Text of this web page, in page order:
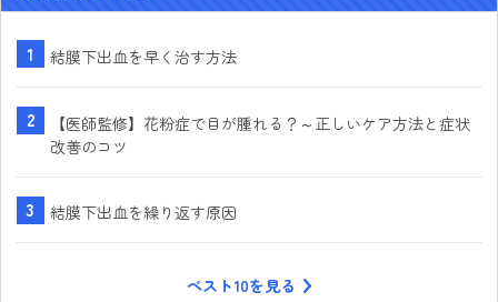
結膜下出血を早く治す方法
【医師監修】花粉症で目が腫れる？～正しいケア方法と症状
改善のコツ
結膜下出血を繰り返す原因
ベスト10を見る